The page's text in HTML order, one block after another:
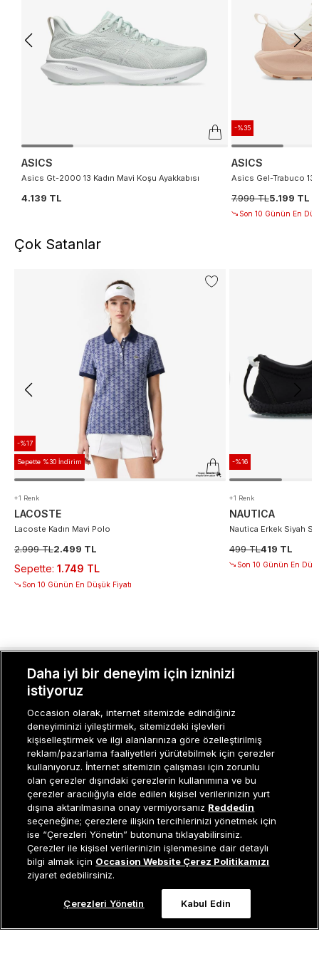
Sepete Ekle
ASICS
Asics Gt-2000 13 Kadın Mavi Koşu Ayakkabısı
4.139 TL
-%35
ASICS
Asics Gel-Trabuco 13
7.999 TL5.199 TL
Son 10 Günün En
Çok Satanlar
-%17
Sepette %30 İndirim
+1 Renk
LACOSTE
Lacoste Kadın Mavi Polo
2.999 TL2.499 TL
Sepette: 1.749 TL
Son 10 Günün En Düşük Fiyatı
-%16
+1 Renk
NAUTICA
Nautica Erkek Siyah
499 TL419 TL
Son 10 Günün En
Müşteri İlişkileri0 850 800 01 20
MÜŞTERI İLIŞKILERI
KADIN KATEGORILER
GRUP MARKALAR
ERKEK KATEGORILER
Occasion bir EREN PERAKENDE markasıdır. © Eren Holding
Daha iyi bir deneyim için izninizi
istiyoruz
Occasion olarak, internet sitemizde edindiğiniz
deneyiminizi iyileştirmek, sitemizdeki işlevleri
kişiselleştirmek ve ilgi alanlarınıza göre özelleştirilmiş
reklam/pazarlama faaliyetleri yürütebilmek için çerezler
kullanıyoruz. İnternet sitemizin çalışması için zorunlu
olan çerezler dışındaki çerezlerin kullanımına ve bu
çerezler aracılığıyla elde edilen kişisel verilerinizin yurt
dışına aktarılmasına onay vermiyorsanız Reddedin
seçeneğine; çerezlere ilişkin tercihlerinizi yönetmek için
ise “Çerezleri Yönetin” butonuna tıklayabilirsiniz.
Çerezler ile kişisel verilerinizin işlenmesine dair detaylı
bilgi almak için Occasion Website Çerez Politikamızı
ziyaret edebilirsiniz.
Çerezleri Yönetin Kabul Edin